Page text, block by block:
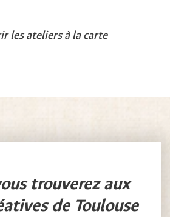
les ateliers à la carte
trouverez aux
de Toulouse